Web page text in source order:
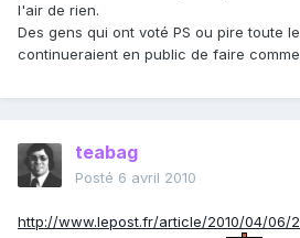
l'air de rien.
Des gens qui ont voté PS ou pire toute
continueraient en public de faire comme
teabag
Posté 6 avril 2010
http://www.lepost.fr/article/2010/04/06/